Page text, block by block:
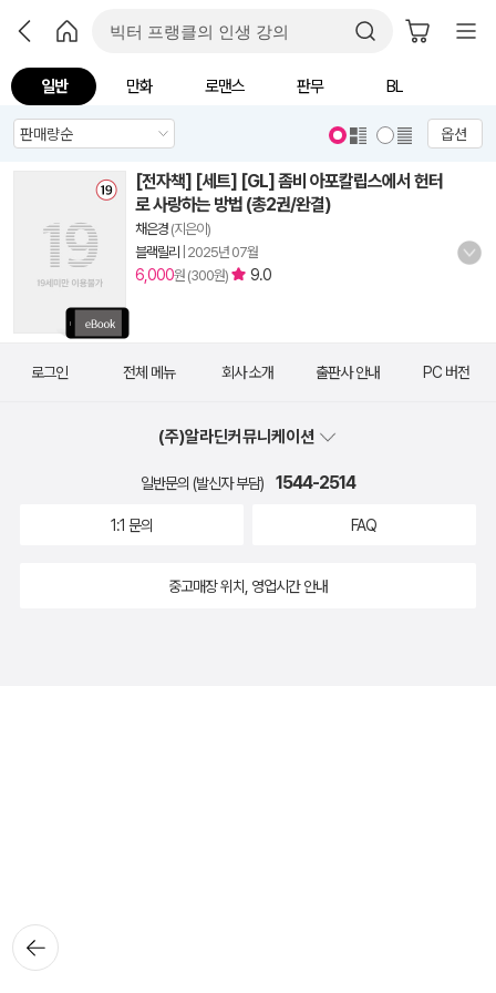
일반 만화 로맨스 판무 BL
옵션
[전자책] [세트] [GL] 좀비 아포칼립스에서 헌터
로 사랑하는 방법 (총2권/완결)
채은경 (지은이)
블랙릴리
2025년 07월
6,000원 (300원) 9.0
뒤로가
기
로그인 전체 메뉴 회사 소개 출판사 안내 PC 버전
(주)알라딘커뮤니케이션
일반문의 (발신자 부담) 1544-2514
1:1 문의 FAQ
중고매장 위치, 영업시간 안내